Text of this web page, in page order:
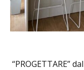
“PROGETTARE”